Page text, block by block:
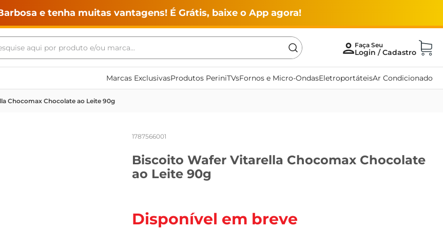
e tenha muitas vantagens! É Grátis, baixe o App agora!
aqui por produto e/ou marca...
Marcas ExclusivasProdutos PeriniTVsFornos e Micro-OndasEletroportáteisAr Condicionado
Chocomax Chocolate ao Leite 90g
1787566001
Biscoito Wafer Vitarella Chocomax Chocolate
ao Leite 90g
Disponível em breve
mais buscados
maquina lavar